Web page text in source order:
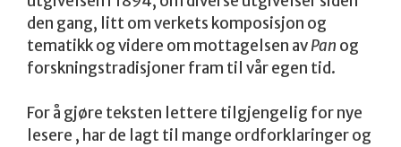
den gang, litt om verkets komposisjon og
tematikk og videre om mottagelsen avPan og
forskningstradisjoner fram til vår egen tid.
For å gjøre teksten lettere tilgjengelig for nye
lesere , har de lagt til mange ordforklaringer og